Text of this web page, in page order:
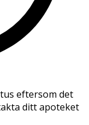
eftersom det
ditt apoteket